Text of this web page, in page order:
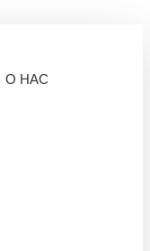
О НАС